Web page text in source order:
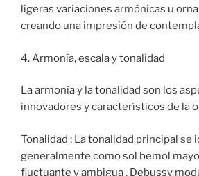
ligeras variaciones armónicas u
creando una impresión de
4. Armonía, escala y tonalidad
La armonía y la tonalidad son los
innovadores y característicos de la
Tonalidad : La tonalidad principal se
generalmente como sol bemol
fluctuante y ambigua . Debussy